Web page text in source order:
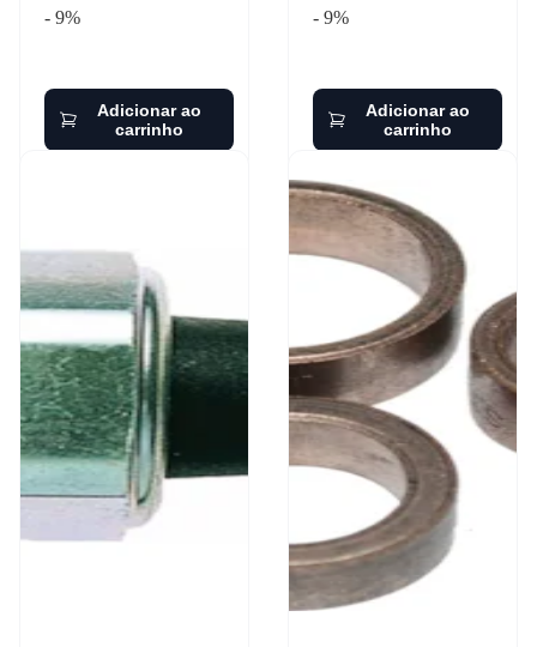
- 9%
Adicionar ao
carrinho
- 9%
Adicionar ao
carrinho